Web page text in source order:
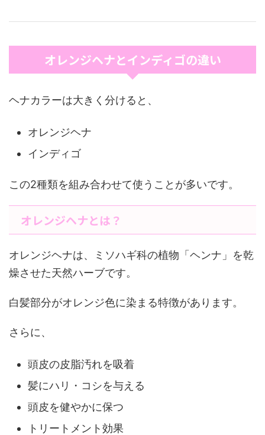
オレンジヘナとインディゴの違い
ヘナカラーは大きく分けると、
オレンジヘナ
インディゴ
この2種類を組み合わせて使うことが多いです。
オレンジヘナとは？
オレンジヘナは、ミソハギ科の植物「ヘンナ」を乾
燥させた天然ハーブです。
白髪部分がオレンジ色に染まる特徴があります。
さらに、
頭皮の皮脂汚れを吸着
髪にハリ・コシを与える
頭皮を健やかに保つ
トリートメント効果